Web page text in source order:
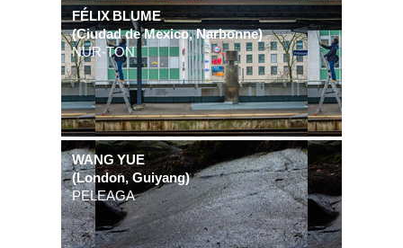
FÉLIX BLUME
(Ciudad de Mexico, Narbonne)
NUR-TON
WANG YUE
(London, Guiyang)
PELEAGA